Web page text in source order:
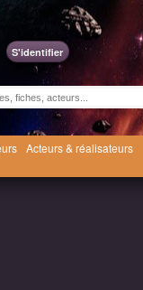
S'identifier
Acteurs & réalisateurs